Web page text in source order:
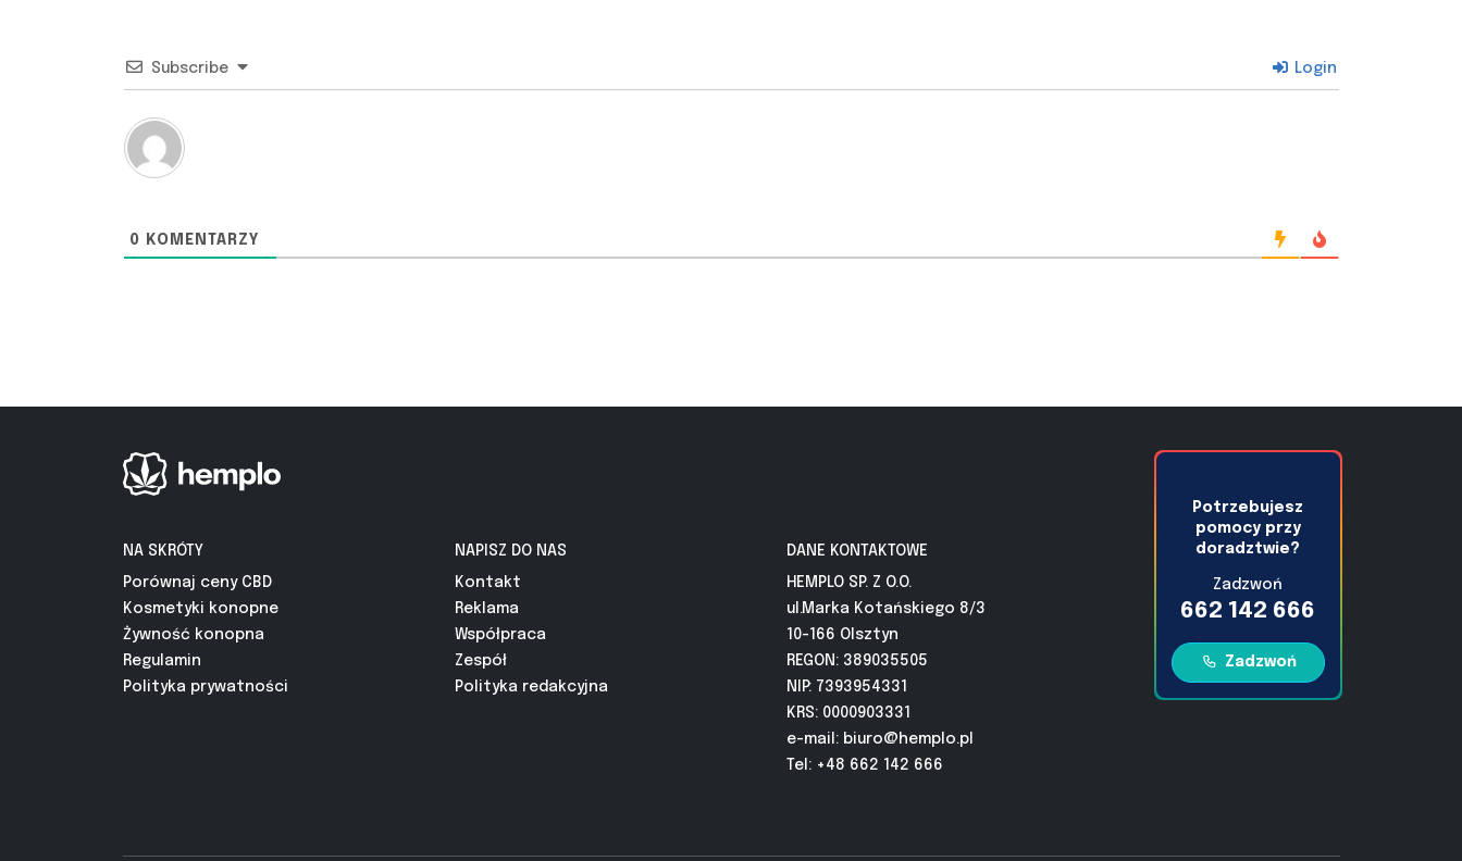
Subscribe Login
0 KOMENTARZY
NA SKRÓTY
Porównaj ceny CBD
Kosmetyki konopne
Żywność konopna
Regulamin
Polityka prywatności
NAPISZ DO NAS
Kontakt
Reklama
Współpraca
Zespół
Polityka redakcyjna
DANE KONTAKTOWE
HEMPLO SP. Z O.O.
ul.Marka Kotańskiego 8/3
10-166 Olsztyn
REGON: 389035505
NIP: 7393954331
KRS: 0000903331
e-mail: biuro@hemplo.pl
Tel: +48 662 142 666
Potrzebujesz
pomocy przy
doradztwie?
Zadzwoń
662 142 666
Zadzwoń